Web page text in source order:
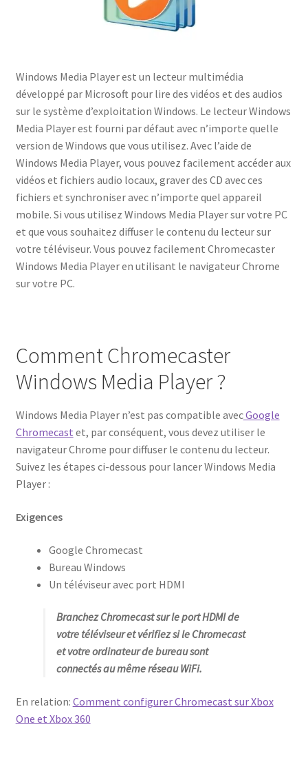
Windows Media Player est un lecteur multimédia
développé par Microsoft pour lire des vidéos et des audios
sur le système d’exploitation Windows. Le lecteur Windows
Media Player est fourni par défaut avec n’importe quelle
version de Windows que vous utilisez. Avec l’aide de
Windows Media Player, vous pouvez facilement accéder aux
vidéos et fichiers audio locaux, graver des CD avec ces
fichiers et synchroniser avec n’importe quel appareil
mobile. Si vous utilisez Windows Media Player sur votre PC
et que vous souhaitez diffuser le contenu du lecteur sur
votre téléviseur. Vous pouvez facilement Chromecaster
Windows Media Player en utilisant le navigateur Chrome
sur votre PC.
Comment Chromecaster
Windows Media Player ?
Windows Media Player n’est pas compatible avecGoogle
Chromecast et, par conséquent, vous devez utiliser le
navigateur Chrome pour diffuser le contenu du lecteur.
Suivez les étapes ci-dessous pour lancer Windows Media
Player :
Exigences
Google Chromecast
Bureau Windows
Un téléviseur avec port HDMI
Branchez Chromecast sur le port HDMI de
votre téléviseur et vérifiez si le Chromecast
et votre ordinateur de bureau sont
connectés au même réseau WiFi.
En relation: Comment configurer Chromecast sur Xbox
One et Xbox 360